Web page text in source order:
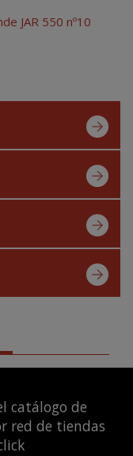
JAR 550 nº10
catálogo de
red de tiendas